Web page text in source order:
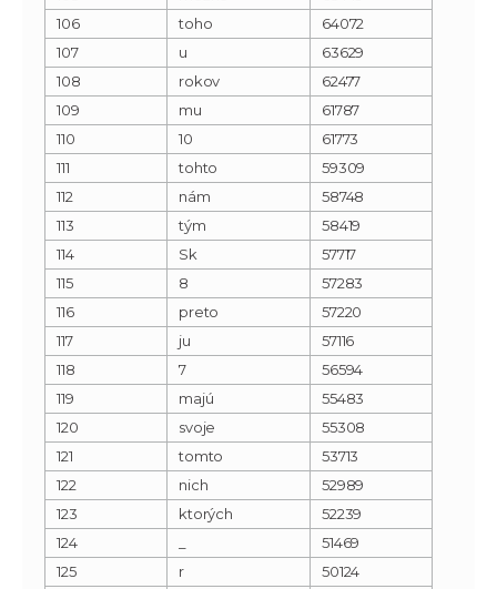
106
toho
64072
107
u
63629
108
rokov
62477
109
mu
61787
110
10
61773
111
tohto
59309
112
nám
58748
113
tým
58419
114
Sk
57717
115
8
57283
116
preto
57220
117
ju
57116
118
7
56594
119
majú
55483
120
svoje
55308
121
tomto
53713
122
nich
52989
123
ktorých
52239
124
51469
125
r
50124